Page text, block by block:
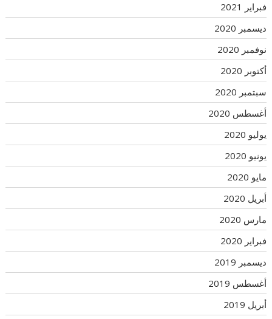
فبراير 2021
ديسمبر 2020
نوفمبر 2020
أكتوبر 2020
سبتمبر 2020
أغسطس 2020
يوليو 2020
يونيو 2020
مايو 2020
أبريل 2020
مارس 2020
فبراير 2020
ديسمبر 2019
أغسطس 2019
أبريل 2019